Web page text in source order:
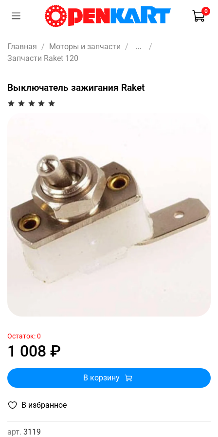
0
Главная Моторы и запчасти
...
Запчасти Raket 120
Выключатель зажигания Raket
В избранное
арт. 3119
1 008 ₽
Остаток: 0
В корзину